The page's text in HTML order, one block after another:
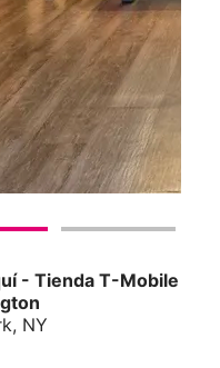
- Tienda T-Mobile
NY